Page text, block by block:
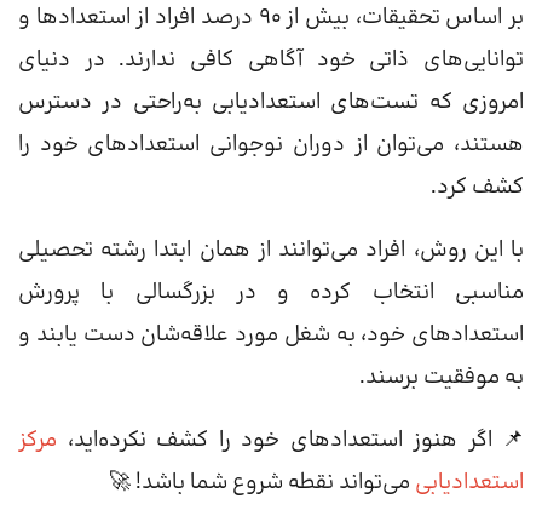
بر اساس تحقیقات، بیش از ۹۰ درصد افراد از استعدادها و
توانایی‌های ذاتی خود آگاهی کافی ندارند. در دنیای
امروزی که تست‌های استعدادیابی به‌راحتی در دسترس
هستند، می‌توان از دوران نوجوانی استعدادهای خود را
کشف کرد.
با این روش، افراد می‌توانند از همان ابتدا رشته تحصیلی
مناسبی انتخاب کرده و در بزرگسالی با پرورش
استعدادهای خود، به شغل مورد علاقه‌شان دست یابند و
به موفقیت برسند.
📌 اگر هنوز استعدادهای خود را کشف نکرده‌اید، مرکز
استعدادیابی می‌تواند نقطه شروع شما باشد! 🚀